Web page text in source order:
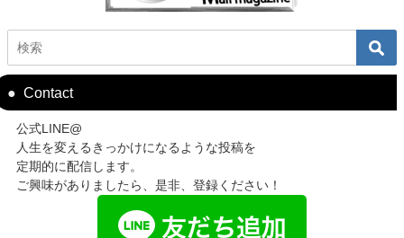
Contact
公式LINE@
人生を変えるきっかけになるような投稿を
定期的に配信します。
ご興味がありましたら、是非、登録ください！